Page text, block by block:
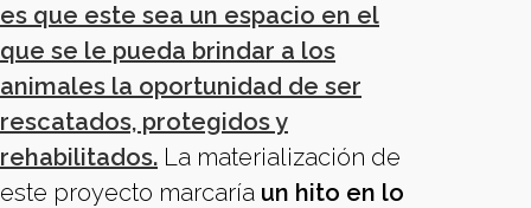
es que este sea un espacio en el
que se le pueda brindar a los
animales la oportunidad de ser
rescatados, protegidos y
rehabilitados. La materialización de
este proyecto marcaría un hito en lo